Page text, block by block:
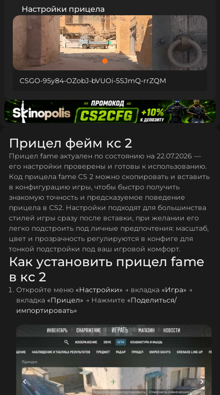
Настройки прицела
CSGO-95y84-OZobJ-bVUOi-5SJmQ-rrZQM
Прицел фейм кс 2
Прицел fame актуален по состоянию на 22.07.2026 —
его настройки проверены и готовы к использованию.
Код прицела fame CS 2 можно скопировать и вставить
в конфигурацию игры, чтобы быстро получить
знакомую точность и предсказуемое поведение
прицела в CS2. Настройки подходят для большинства
стилей игры сразу после вставки, при желании его
легко подстроить под личные предпочтения: масштаб,
цвет и прозрачность регулируются в конфиге для
тонкой подстройки под ваш игровой комфорт.
Как установить прицел fame
в кс 2
Откройте меню «Настройки» → вкладка «Игра» →
вкладка «Прицел» → Нажмите «Поделиться/
импортировать»